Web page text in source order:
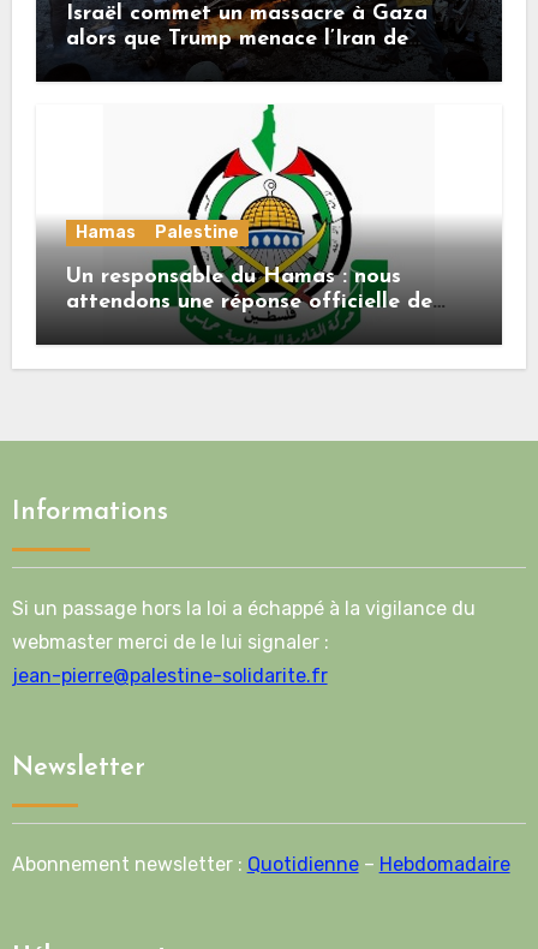
Israël commet un massacre à Gaza
alors que Trump menace l’Iran de
«décapitation»
Hamas Palestine
Un responsable du Hamas : nous
attendons une réponse officielle de
Mladenov concernant la feuille de
route de la deuxième phase de l’accord
Informations
Si un passage hors la loi a échappé à la vigilance du
webmaster merci de le lui signaler :
jean-pierre@palestine-solidarite.fr
Newsletter
Abonnement newsletter : Quotidienne– Hebdomadaire